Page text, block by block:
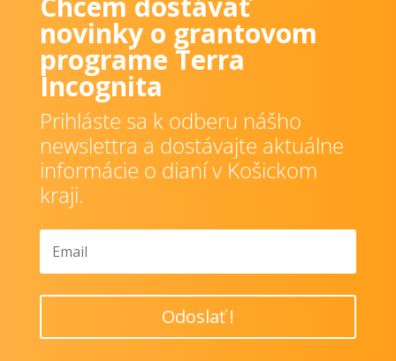
novinky o grantovom
programe Terra
Incognita
Prihláste sa k odberu nášho
newslettra a dostávajte aktuálne
informácie o dianí v Košickom
kraji.
Odoslať !